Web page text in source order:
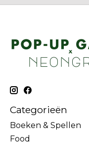
Categorieën
Boeken & Spellen
Food